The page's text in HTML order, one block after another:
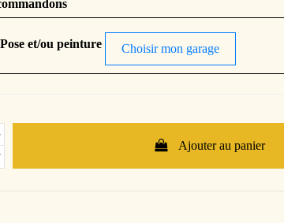
et/ou peinture Choisir mon garage
Ajouter au panier